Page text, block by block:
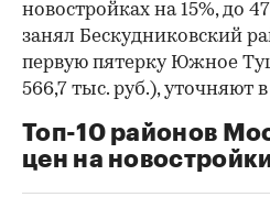
00:00 / 00:00
новостройках на 15%, до
занял Бескудниковский
первую пятерку Южное
566,7 тыс. руб.), уточняют
Топ-10 районов
цен на